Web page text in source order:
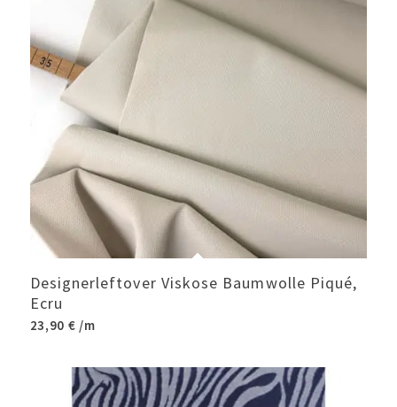
Designerleftover Viskose Baumwolle Piqué,
Ecru
23,90 € /m